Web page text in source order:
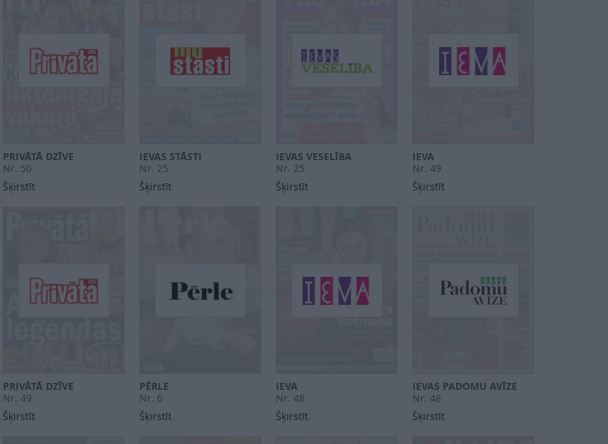
PRIVĀTĀ DZĪVE
Nr. 50
Šķirstīt
IEVAS STĀSTI
Nr. 25
Šķirstīt
IEVAS VESELĪBA
Nr. 25
Šķirstīt
IEVA
Nr. 49
Šķirstīt
PRIVĀTĀ DZĪVE
Nr. 49
Šķirstīt
PĒRLE
Nr. 6
Šķirstīt
IEVA
Nr. 48
Šķirstīt
IEVAS PADOMU AVĪZE
Nr. 48
Šķirstīt